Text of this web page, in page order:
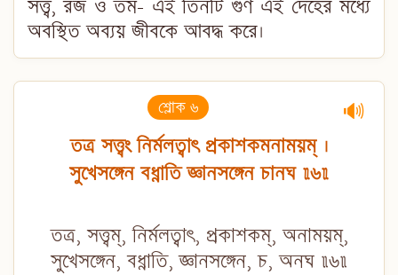
সত্ত্ব, রজ ও তম- এই তিনটি গুণ এই দেহের মধ্যে
অবস্থিত অব্যয় জীবকে আবদ্ধ করে।
শ্লোক ৬ 🔊
তত্র সত্ত্বং নির্মলত্বাৎ প্রকাশকমনাময়ম্ ।
সুখেসঙ্গেন বধ্নাতি জ্ঞানসঙ্গেন চানঘ ॥৬॥
তত্র, সত্ত্বম্, নির্মলত্বাৎ, প্রকাশকম্, অনাময়ম্,
সুখেসঙ্গেন, বধ্নাতি, জ্ঞানসঙ্গেন, চ, অনঘ ॥৬॥